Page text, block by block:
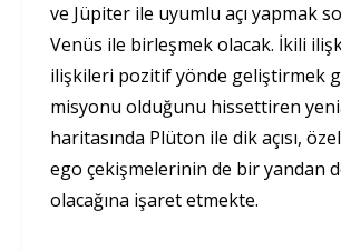
ve Jüpiter ile uyumlu açı yapmak
Venüs ile birleşmek olacak. İkili
ilişkileri pozitif yönde geliştirmek
misyonu olduğunu hissettiren
haritasında Plüton ile dik açısı,
ego çekişmelerinin de bir yandan
olacağına işaret etmekte.